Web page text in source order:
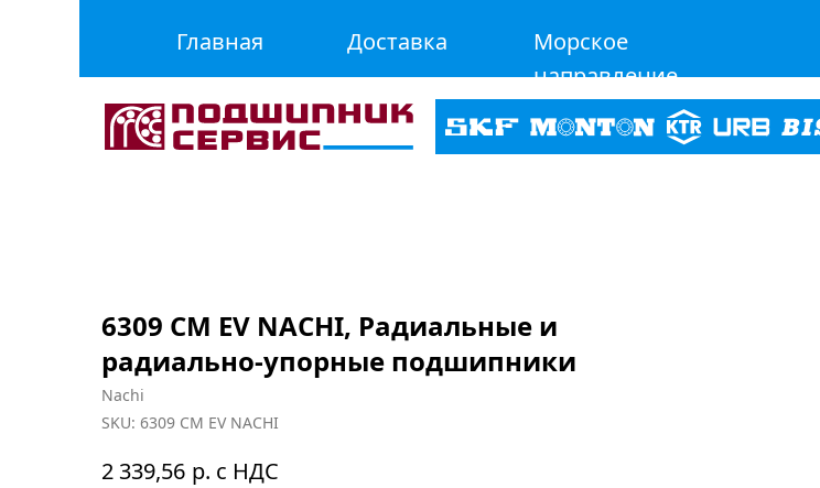
Главная Доставка
Морское
направление
6309 CM EV NACHI, Радиальные и
радиально-упорные подшипники
Nachi
SKU: 6309 CM EV NACHI
2 339,56 р. с НДС